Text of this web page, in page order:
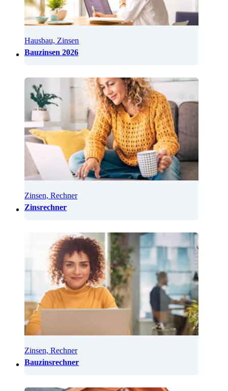
Hausbau, Zinsen
Bauzinsen 2026
Zinsen, Rechner
Zinsrechner
Zinsen, Rechner
Bauzinsrechner